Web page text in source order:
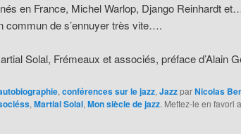
en France, Michel Warlop, Django Reinhardt
commun de s’ennuyer très vite….
Solal, Frémeaux et associés, préface d’Alain
, conférences sur le jazz, JazzparNicolas
, Martial Solal, Mon siècle de jazz. Mettez-le en favori